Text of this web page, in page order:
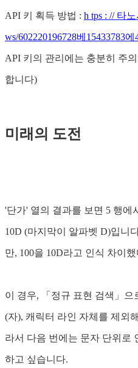
API 키 획득 방법 : h tps : // 타
ws/602220196728베15433783에
API 키의 관리에는 충분히 주
합니다)
미래의 도전
'단가' 열의 결과를 보면 5 행에
10D (마지막이 알파벳 D)입니
만, 100을 10D라고 인식 차이
이 경우, 「정규 표현 검색」으
(자), 캐릭터 라인 자체를 제외
라서 다음 번에는 문자 단위로
하고 싶습니다.